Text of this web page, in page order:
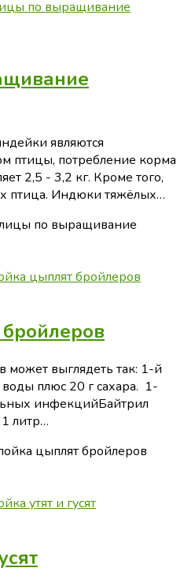
являются
птицы, потребление корма
2,5 - 3,2 кг. Кроме того,
х птица. Индюки тяжёлых…
по выращивание
может выглядеть так: 1-й
плюс 20 г сахара. 1-
инфекцийБайтрил
литр…
цыплят бройлеров